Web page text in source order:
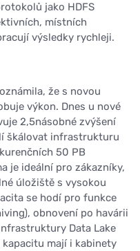
jako HDFS
místních
výsledky rychleji.
že s novou
výkon. Dnes u nové
2,5násobné zvýšení
škálovat infrastrukturu
50 PB
je ideální pro zákazníky,
úložiště s vysokou
se hodí pro funkce
obnovení po havárii
Data Lake
mají i kabinety